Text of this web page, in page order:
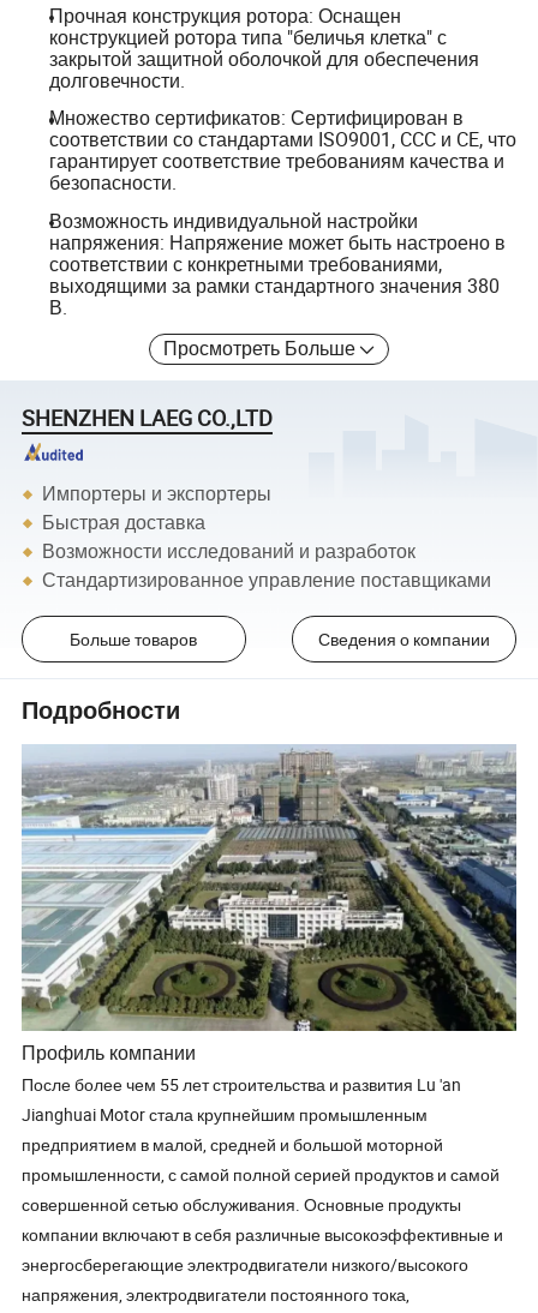
Прочная конструкция ротора: Оснащен
конструкцией ротора типа "беличья клетка" с
закрытой защитной оболочкой для обеспечения
долговечности.
Множество сертификатов: Сертифицирован в
соответствии со стандартами ISO9001, CCC и CE, что
гарантирует соответствие требованиям качества и
безопасности.
Возможность индивидуальной настройки
напряжения: Напряжение может быть настроено в
соответствии с конкретными требованиями,
выходящими за рамки стандартного значения 380
В.
Просмотреть Больше
SHENZHEN LAEG CO.,LTD
Импортеры и экспортеры
Быстрая доставка
Возможности исследований и разработок
Стандартизированное управление поставщиками
Больше товаров Сведения о компании
Подробности
Профиль компании
После более чем 55 лет строительства и развития Lu 'an
Jianghuai Motor стала крупнейшим промышленным
предприятием в малой, средней и большой моторной
промышленности, с самой полной серией продуктов и самой
совершенной сетью обслуживания. Основные продукты
компании включают в себя различные высокоэффективные и
энергосберегающие электродвигатели низкого/высокого
напряжения, электродвигатели постоянного тока,